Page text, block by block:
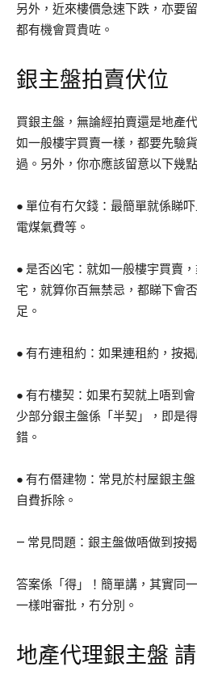
另外，近來樓價急速下跌，亦要
都有機會買貴咗。
銀主盤拍賣伏位
買銀主盤，無論經拍賣還是地產
如一般樓宇買賣一樣，都要先驗
過。另外，你亦應該留意以下幾點
● 單位有冇欠錢：最簡單就係睇
電煤氣費等。
● 是否凶宅：就如一般樓宇買賣
宅，就算你百無禁忌，都睇下會
足。
● 有冇連租約：如果連租約，按
● 有冇樓契：如果冇契就上唔到
少部分銀主盤係「半契」，即是
錯。
● 有冇僭建物：常見於村屋銀主
自費拆除。
– 常見問題：銀主盤做唔做到按
答案係「得」！簡單講，其實同
一樣咁審批，冇分別。
地產代理銀主盤